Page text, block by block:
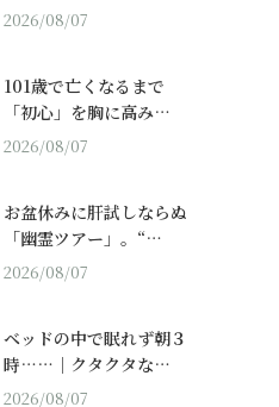
2026/08/07
101歳で亡くなるまで
「初心」を胸に高み…
2026/08/07
お盆休みに肝試しならぬ
「幽霊ツアー」。“…
2026/08/07
ベッドの中で眠れず朝３
時……｜クタクタな…
2026/08/07